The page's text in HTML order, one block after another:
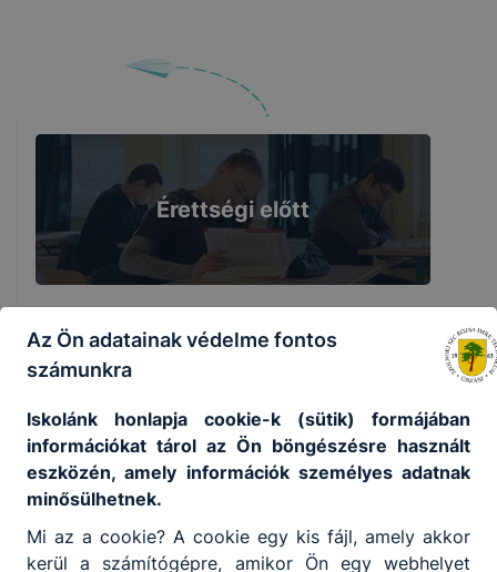
Érettségi előtt
Az Ön adatainak védelme fontos
számunkra
Iskolánk honlapja cookie-k (sütik) formájában
információkat tárol az Ön böngészésre használt
eszközén, amely információk személyes adatnak
minősülhetnek.
Mi az a cookie? A cookie egy kis fájl, amely akkor
kerül a számítógépre, amikor Ön egy webhelyet